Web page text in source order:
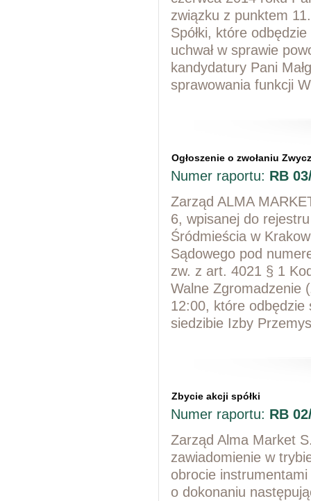
związku z punktem
Spółki, które
uchwał w sprawie
kandydatury Pani
sprawowania funkcji
Ogłoszenie o zwołaniu
Numer raportu: RB
Zarząd ALMA
6, wpisanej do
Śródmieścia w
Sądowego pod
zw. z art. 4021 § 1
Walne Zgromadzenie
12:00, które odbędzie
siedzibie Izby
Zbycie akcji spółki
Numer raportu: RB
Zarząd Alma Market
zawiadomienie w
obrocie
o dokonaniu